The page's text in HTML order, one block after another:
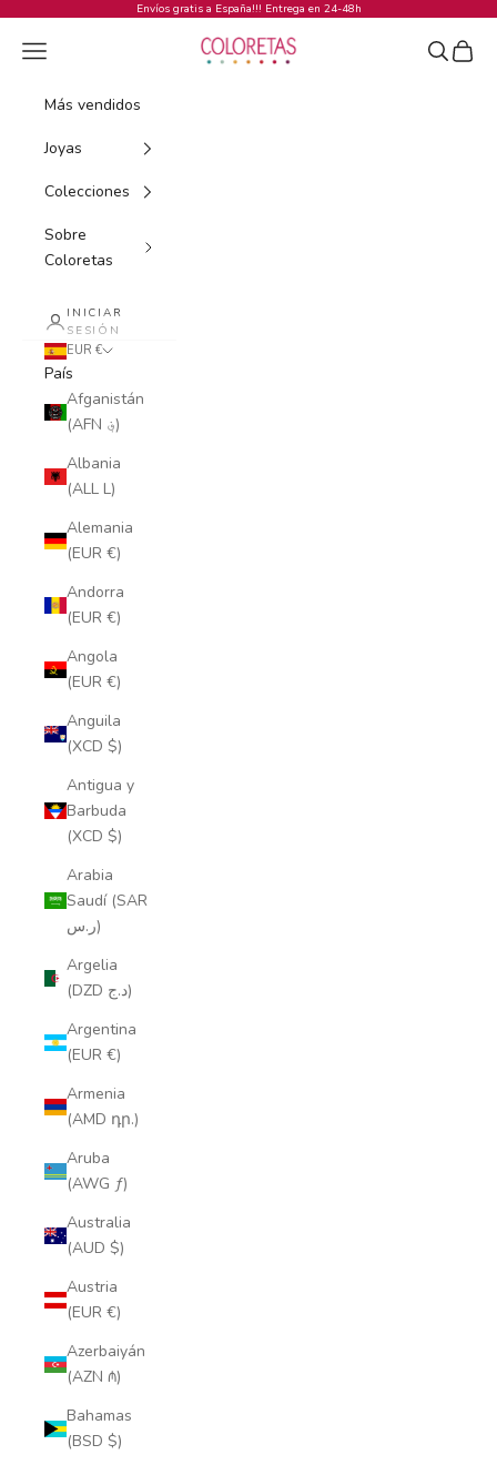
Envíos gratis a España!!! Entrega en 24-48h
COLORETAS
Menú Buscar
Cesta
Más vendidos
Joyas
Colecciones
Sobre
Coloretas
INICIAR
SESIÓN
EUR €
País
Afganistán
(AFN ؋)
Albania
(ALL L)
Alemania
(EUR €)
Andorra
(EUR €)
Angola
(EUR €)
Anguila
(XCD $)
Antigua y
Barbuda
(XCD $)
Arabia
Saudí (SAR
ر.س)
Argelia
(DZD د.ج)
Argentina
(EUR €)
Armenia
(AMD դր.)
Aruba
(AWG ƒ)
Australia
(AUD $)
Austria
(EUR €)
Azerbaiyán
(AZN ₼)
Bahamas
(BSD $)